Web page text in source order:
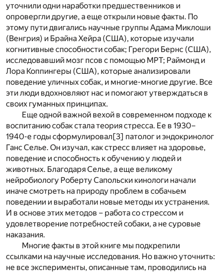
уточнили одни наработки предшественников и
опровергли другие, а еще открыли новые факты. По
этому пути двигались научные группы Адама Миклоши
(Венгрия) и Брайна Хейра (США), которые изучали
когнитивные способности собак; Грегори Бернс (США),
исследовавший мозг псов с помощью МРТ; Раймонд и
Лора Коппингеры (США), которые анализировали
поведение уличных собак, и многие-многие другие. Все
эти люди вдохновляют нас и помогают утверждаться в
своих гуманных принципах.
Еще одной важной вехой в современном подходе к
воспитанию собак стала теория стресса. Ее в 1930–
1940-е годы сформулировал[3] патолог и эндокринолог
Ганс Селье. Он изучал, как стресс влияет на здоровье,
поведение и способность к обучению у людей и
животных. Благодаря Селье, а еще великому
нейробиологу Роберту Сапольски кинологи начали
иначе смотреть на природу проблем в собачьем
поведении и выработали новые методы их устранения.
И в основе этих методов – работа со стрессом и
удовлетворение потребностей собаки, а не суровые
наказания.
Многие факты в этой книге мы подкрепили
ссылками на научные исследования. Но важно уточнить:
не все эксперименты, описанные там, проводились на